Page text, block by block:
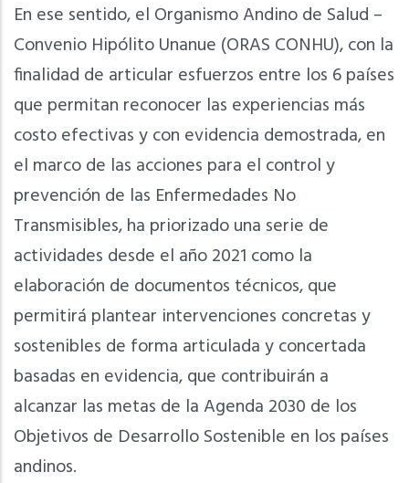
En ese sentido, el Organismo Andino de Salud –
Convenio Hipólito Unanue (ORAS CONHU), con la
finalidad de articular esfuerzos entre los 6 países
que permitan reconocer las experiencias más
costo efectivas y con evidencia demostrada, en
el marco de las acciones para el control y
prevención de las Enfermedades No
Transmisibles, ha priorizado una serie de
actividades desde el año 2021 como la
elaboración de documentos técnicos, que
permitirá plantear intervenciones concretas y
sostenibles de forma articulada y concertada
basadas en evidencia, que contribuirán a
alcanzar las metas de la Agenda 2030 de los
Objetivos de Desarrollo Sostenible en los países
andinos.